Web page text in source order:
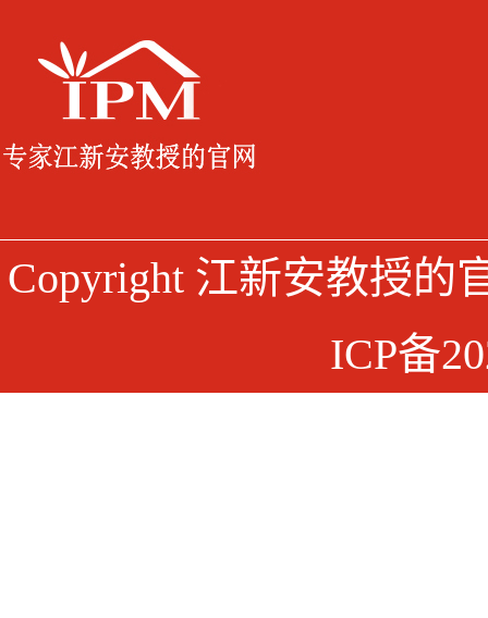
Copyright 江新安教授的
ICP备